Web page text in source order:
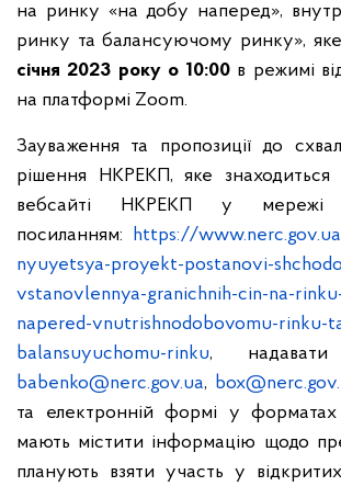
на ринку «на добу наперед»,
ринку та балансуючому ринку», яке
січня 2023 року о 10:00 в режимі
на платформі Zoom.
Зауваження та пропозиції до
рішення НКРЕКП, яке знаходиться
вебсайті НКРЕКП у мережі
посиланням: https://
nyuyetsya-proyekt-postanovi-
vstanovlennya-granichnih-cin-na-
napered-vnutrishnodobovomu-rinku-
balansuyuchomu-rinku,
babenko@nerc.gov.ua,
та електронній формі у
мають містити інформацію щодо
планують взяти участь у